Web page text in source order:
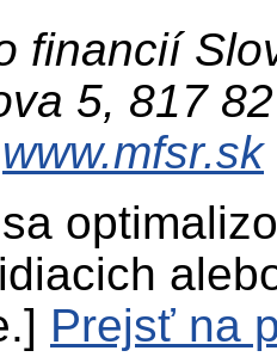
financií
5, 817
www.mfsr.sk
Prejsť na